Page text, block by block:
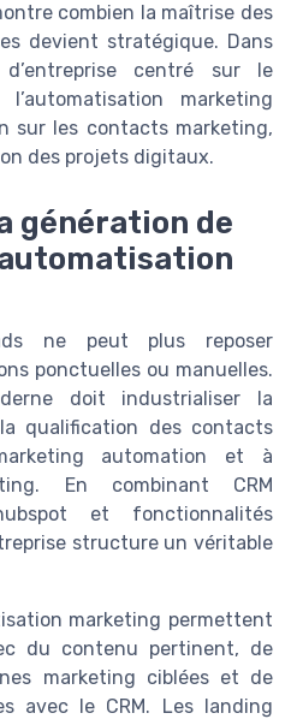
combien la maîtrise des
devient stratégique. Dans
centré sur le
marketing
sur les contacts marketing,
des projets digitaux.
génération de
ne peut plus reposer
ponctuelles ou manuelles.
doit industrialiser la
qualification des contacts
automation et à
En combinant CRM
et fonctionnalités
structure un véritable
marketing permettent
du contenu pertinent, de
marketing ciblées et de
avec le CRM. Les landing